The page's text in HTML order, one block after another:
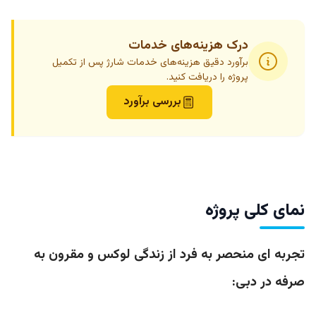
درک هزینه‌های خدمات
برآورد دقیق هزینه‌های خدمات شارژ پس از تکمیل
پروژه را دریافت کنید.
بررسی برآورد
نمای کلی پروژه
تجربه‌ ای منحصر به‌ فرد از زندگی لوکس و مقرون‌ به‌
صرفه در دبی: